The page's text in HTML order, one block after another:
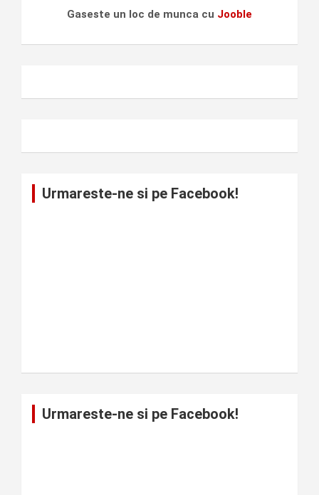
Gaseste un loc de munca cu Jooble
Urmareste-ne si pe Facebook!
Urmareste-ne si pe Facebook!